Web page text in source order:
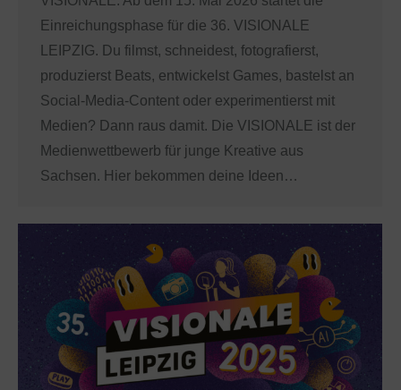
Einreichungsphase für die 36. VISIONALE
LEIPZIG. Du filmst, schneidest, fotografierst,
produzierst Beats, entwickelst Games, bastelst an
Social-Media-Content oder experimentierst mit
Medien? Dann raus damit. Die VISIONALE ist der
Medienwettbewerb für junge Kreative aus
Sachsen. Hier bekommen deine Ideen…